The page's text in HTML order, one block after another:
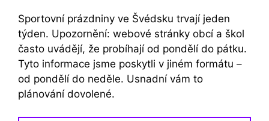
Sportovní prázdniny ve Švédsku trvají jeden
týden. Upozornění: webové stránky obcí a škol
často uvádějí, že probíhají od pondělí do pátku.
Tyto informace jsme poskytli v jiném formátu –
od pondělí do neděle. Usnadní vám to
plánování dovolené.